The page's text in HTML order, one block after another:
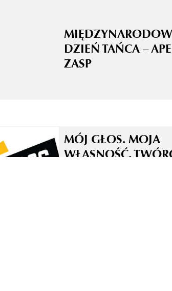
DZIEŃ TAŃCA –
ZASP
MÓJ GŁOS. MOJA
WŁASNOŚĆ.